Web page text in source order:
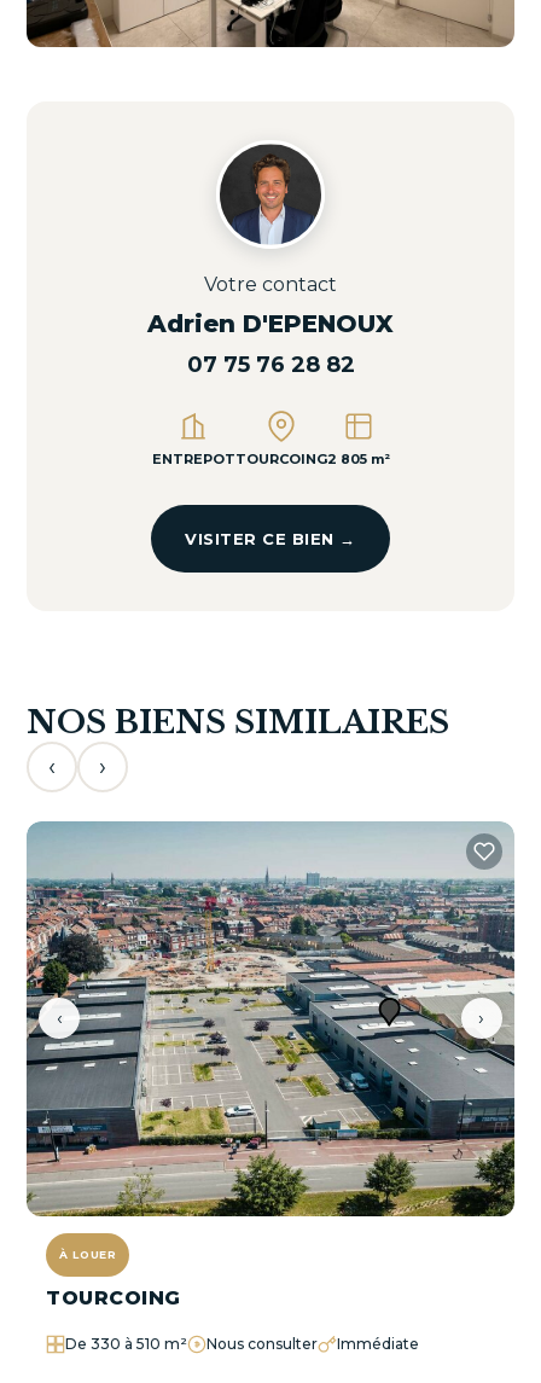
Votre contact
Adrien D'EPENOUX
07 75 76 28 82
ENTREPOTTOURCOING2 805 m²
VISITER CE BIEN →
NOS BIENS SIMILAIRES
‹ ›
‹ ›
À LOUER
TOURCOING
De 330 à 510 m² Nous consulter Immédiate